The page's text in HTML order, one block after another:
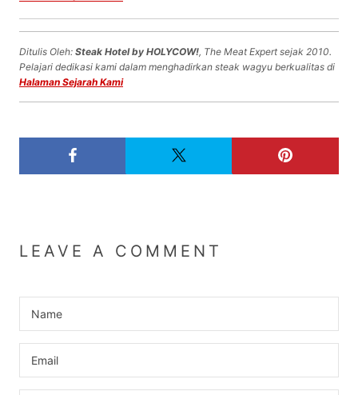
Ditulis Oleh: Steak Hotel by HOLYCOW!, The Meat Expert sejak 2010.
Pelajari dedikasi kami dalam menghadirkan steak wagyu berkualitas di
Halaman Sejarah Kami
LEAVE A COMMENT